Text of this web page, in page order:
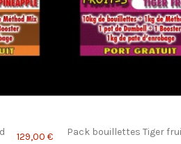
129,00 € Pack bouillettes Tiger